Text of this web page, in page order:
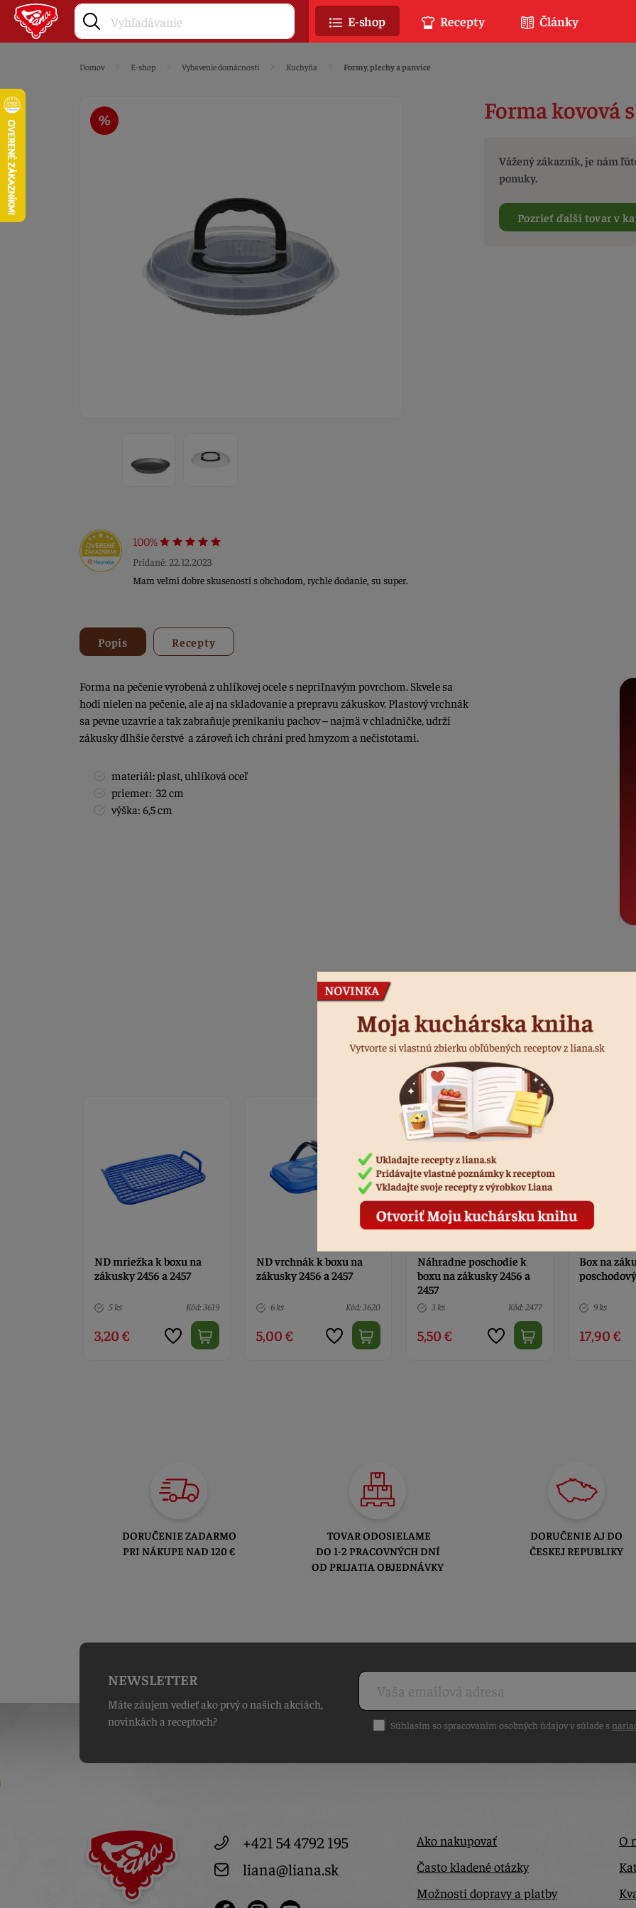
Domov E-shop Vybavenie domácnosti Kuchyňa Formy, plechy a panvice
100%
Pridané: 22.12.2023
Mam velmi dobre skusenosti s obchodom, rychle dodanie, su super.
Forma kovová
Vážený zákazník, je nám
ponuky.
Pozrieť ďalší tovar v
Popis Recepty
Forma na pečenie vyrobená z uhlíkovej ocele s nepriľnavým povrchom. Skvele sa
hodí nielen na pečenie, ale aj na skladovanie a prepravu zákuskov. Plastový vrchnák
sa pevne uzavrie a tak zabraňuje prenikaniu pachov – najmä v chladničke, udrží
zákusky dlhšie čerstvé a zároveň ich chráni pred hmyzom a nečistotami.
materiál:plast, uhlíková oceľ
priemer: 32 cm
výška: 6,5 cm
Podobné produkty
ND vrchnák k boxu na
zákusky 2456 a 2457
6 ks Kód: 3620
5,00 €
Náhradne poschodie k
boxu na zákusky 2456 a
3 ks Kód: 2477
5,50 €
Box na zákusky 3-
poschodový s rúčkami
9 ks Kód: 2457
17,90 €
ND mriežka
zákusky
5 ks
3,20 €
DORUČENIE ZADARMO
PRI NÁKUPE NAD 120 €
TOVAR ODOSIELAME
DO 1-2 PRACOVNÝCH DNÍ
OD PRIJATIA OBJEDNÁVKY
DORUČENIE AJ DO
ČESKEJ REPUBLIKY
NEWSLETTER
Máte záujem vedieť ako prvý o našich akciách,
novinkách a receptoch?
Súhlasím so spracovaním osobných údajov v súlade s
+421 54 4792 195
liana@liana.sk
Ako nakupovať
Často kladené otázky
Možnosti dopravy a platby
O
E-shop Recepty Články